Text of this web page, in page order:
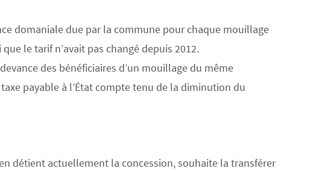
domaniale due par la commune pour chaque mouillage
le tarif n’avait pas changé depuis 2012.
des bénéficiaires d’un mouillage du même
payable à l’État compte tenu de la diminution du
détient actuellement la concession, souhaite la transférer